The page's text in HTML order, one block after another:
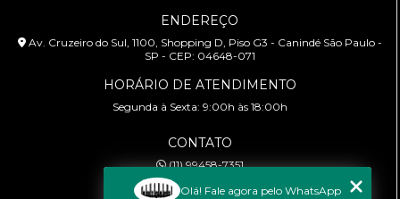
ENDEREÇO
Av. Cruzeiro do Sul, 1100, Shopping D, Piso G3 - Canindé São Paulo -
SP - CEP: 04648-071
HORÁRIO DE ATENDIMENTO
Segunda à Sexta: 9:00h às 18:00h
CONTATO
(11) 99458-7351
cursoabtrans@gmail.com
Olá! Fale agora pelo WhatsApp